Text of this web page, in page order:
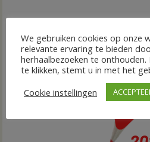
We gebruiken cookies op onze
relevante ervaring te bieden
herhaalbezoeken te
te klikken, stemt u in met het
Cookie instellingen